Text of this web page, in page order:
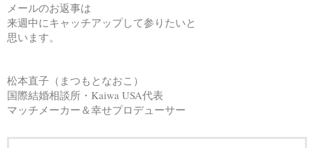
メールのお返事は
来週中にキャッチアップして参りたいと
思います。
松本直子（まつもとなおこ）
国際結婚相談所・Kaiwa USA代表
マッチメーカー＆幸せプロデューサー